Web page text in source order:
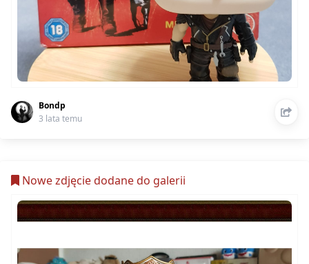
Bondp
3 lata temu
Nowe zdjęcie dodane do galerii